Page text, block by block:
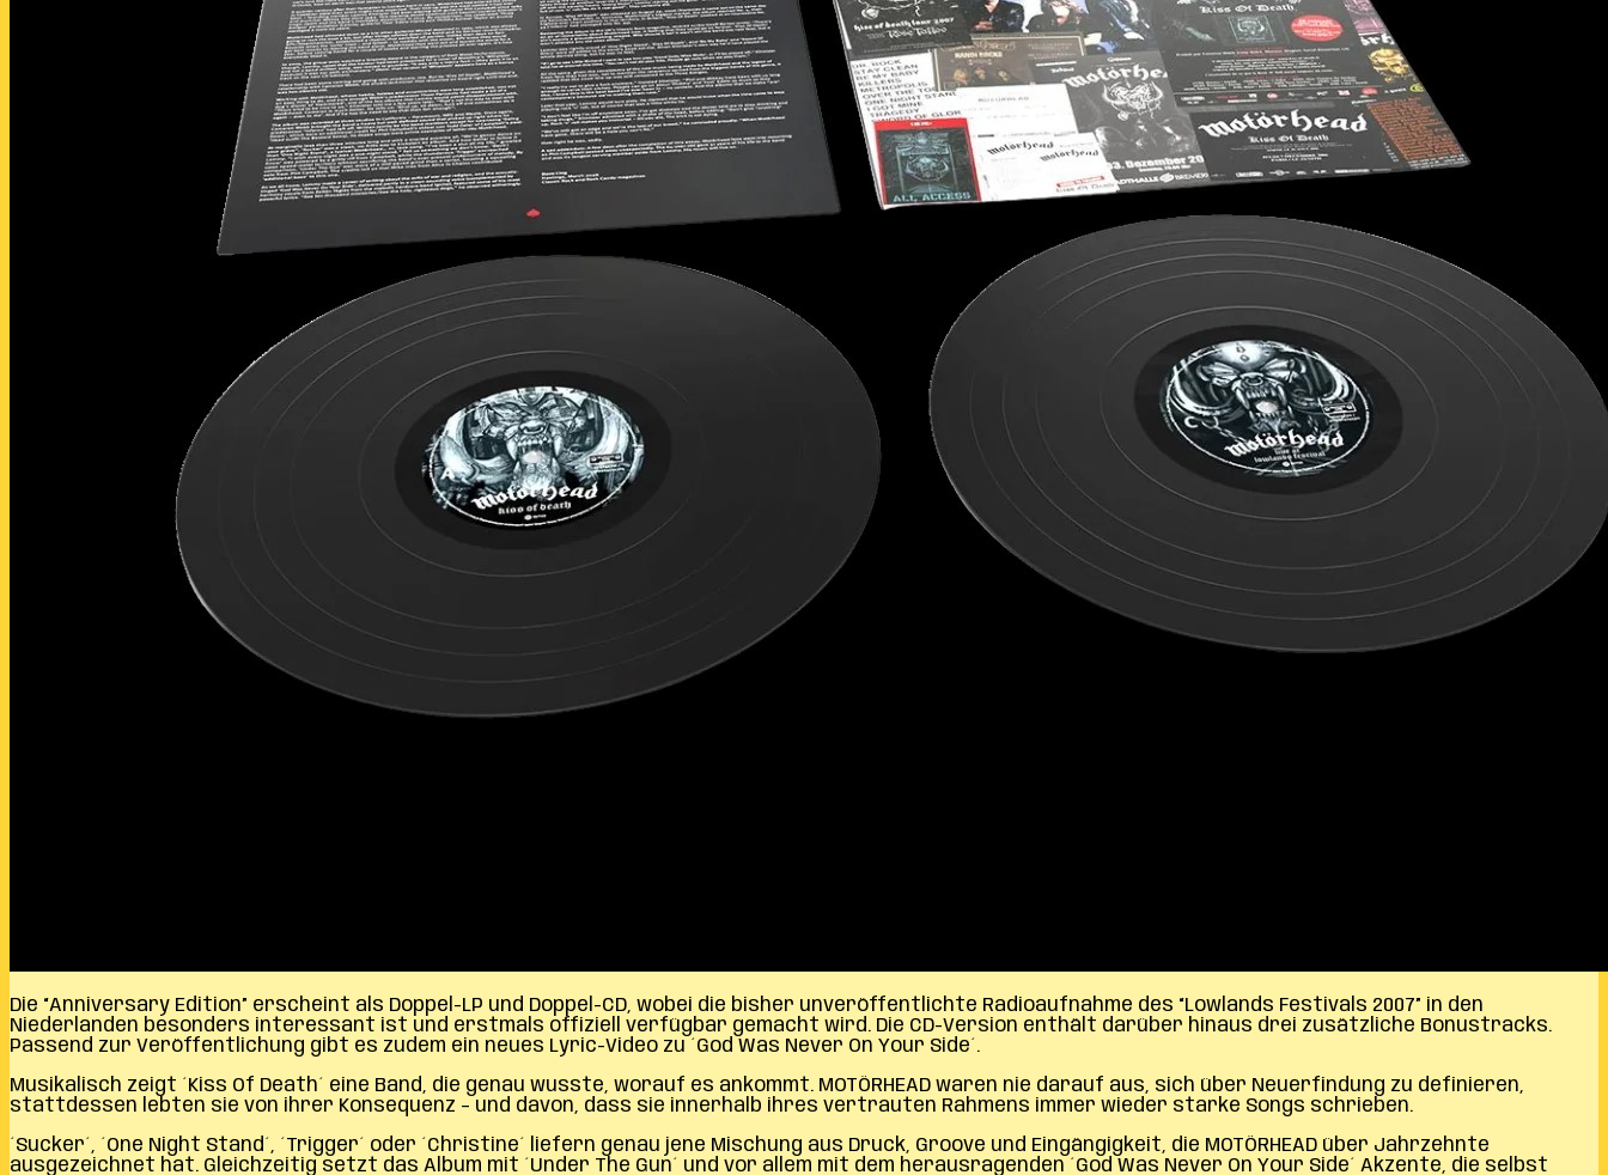
Die “Anniversary Edition” erscheint als Doppel-LP und Doppel-CD, wobei die bisher unveröffentlichte Radioaufnahme des “Lowlands Festivals 2007” in den
Niederlanden besonders interessant ist und erstmals offiziell verfügbar gemacht wird. Die CD-Version enthält darüber hinaus drei zusätzliche Bonustracks.
Passend zur Veröffentlichung gibt es zudem ein neues Lyric-Video zu ´God Was Never On Your Side´.
Musikalisch zeigt ´Kiss Of Death´ eine Band, die genau wusste, worauf es ankommt. MOTÖRHEAD waren nie darauf aus, sich über Neuerfindung zu definieren,
stattdessen lebten sie von ihrer Konsequenz – und davon, dass sie innerhalb ihres vertrauten Rahmens immer wieder starke Songs schrieben.
´Sucker´, ´One Night Stand´, ´Trigger´ oder ´Christine´ liefern genau jene Mischung aus Druck, Groove und Eingängigkeit, die MOTÖRHEAD über Jahrzehnte
ausgezeichnet hat. Gleichzeitig setzt das Album mit ´Under The Gun´ und vor allem mit dem herausragenden ´God Was Never On Your Side´ Akzente, die selbst